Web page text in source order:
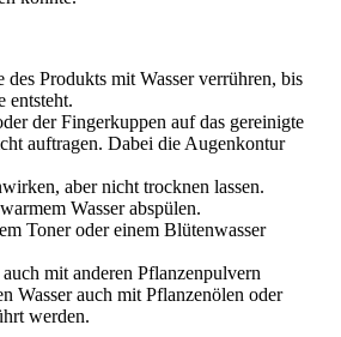
Produkts mit Wasser verrühren, bis
entsteht.
der Fingerkuppen auf das gereinigte
auftragen. Dabei die Augenkontur
aber nicht trocknen lassen.
Wasser abspülen.
Toner oder einem Blütenwasser
mit anderen Pflanzenpulvern
Wasser auch mit Pflanzenölen oder
werden.